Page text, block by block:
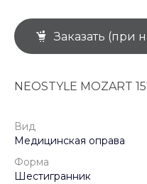
Заказать (при
NEOSTYLE MOZART
Вид
Медицинская оправа
Форма
Шестигранник